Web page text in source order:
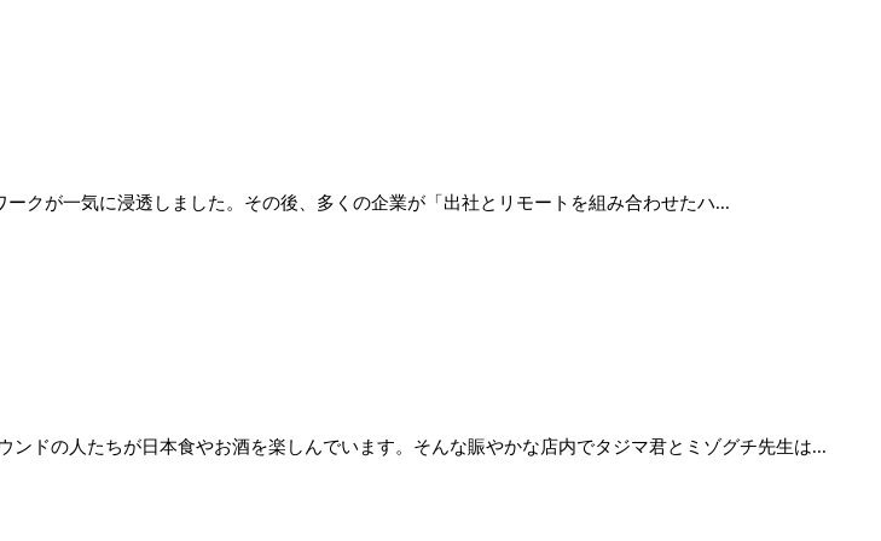
クが一気に浸透しました。その後、多くの企業が「出社とリモートを組み合わせたハ...
ドの人たちが日本食やお酒を楽しんでいます。そんな賑やかな店内でタジマ君とミゾグチ先生は...